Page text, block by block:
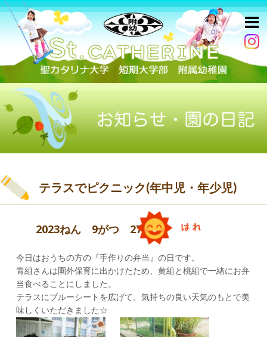
テラスでピクニック(年中児・年少児)
2023ねん 9がつ 27にち
今日はおうちの方の『手作りの弁当』の日です。
青組さんは園外保育に出かけたため、黄組と桃組で一緒にお弁
当食べることにしました。
テラスにブルーシートを広げて、気持ちの良い天気のもとで美
味しくいただきました☆